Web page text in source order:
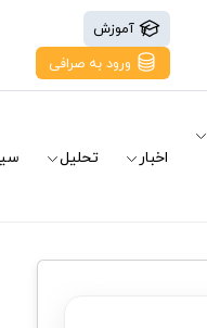
آموزش
ورود به صرافی
اخبار تحلیل